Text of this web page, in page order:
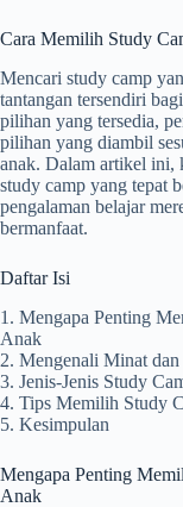
Cara Memilih Study
Mencari study camp
tantangan tersendiri
pilihan yang tersedia,
pilihan yang diambil
anak. Dalam artikel ini,
study camp yang tepat
pengalaman belajar
bermanfaat.
Daftar Isi
1. Mengapa Penting
Anak
2. Mengenali Minat
3. Jenis-Jenis Study
4. Tips Memilih Study
5. Kesimpulan
Mengapa Penting
Anak